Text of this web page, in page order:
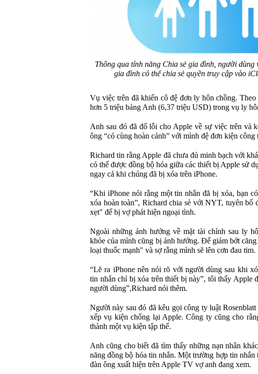
Thông qua tính năng Chia sẻ gia đình, người dùng
gia đình có thể chia sẻ quyền truy cập vào
Vụ việc trên đã khiến cô đệ đơn ly hôn chồng. Theo
hơn 5 triệu bảng Anh (6,37 triệu USD) trong vụ ly
Anh sau đó đã đổ lỗi cho Apple về sự việc trên và
ông “có cùng hoàn cảnh” với mình đệ đơn kiện công
Richard tin rằng Apple đã chưa đủ minh bạch với
có thể được đồng bộ hóa giữa các thiết bị Apple sử
ngay cả khi chúng đã bị xóa trên iPhone.
“Khi iPhone nói rằng một tin nhắn đã bị xóa, bạn
xóa hoàn toàn”, Richard chia sẻ với NYT, tuyên bố
xẹt" để bị vợ phát hiện ngoại tình.
Ngoài những ảnh hưởng về mặt tài chính sau ly
khỏe của mình cũng bị ảnh hưởng. Để giảm bớt căng
loại thuốc mạnh" và sợ rằng mình sẽ lên cơn đau tim.
“Lẽ ra iPhone nên nói rõ với người dùng sau khi
tin nhắn chỉ bị xóa trên thiết bị này”, tôi thấy Apple
người dùng”,Richard nói thêm.
Người này sau đó đã kêu gọi công ty luật
xếp vụ kiện chống lại Apple. Công ty cũng cho
thành một vụ kiện tập thể.
Anh cũng cho biết đã tìm thấy những nạn nhân
năng đồng bộ hóa tin nhắn. Một trường hợp tin
đàn ông xuất hiện trên Apple TV vợ anh đang xem.